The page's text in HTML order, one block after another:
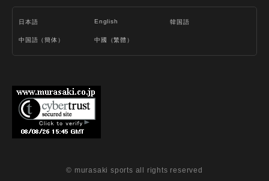
日本語 English 韓国語
中国語（簡体） 中國（繁體）
© murasaki sports all rights reserved